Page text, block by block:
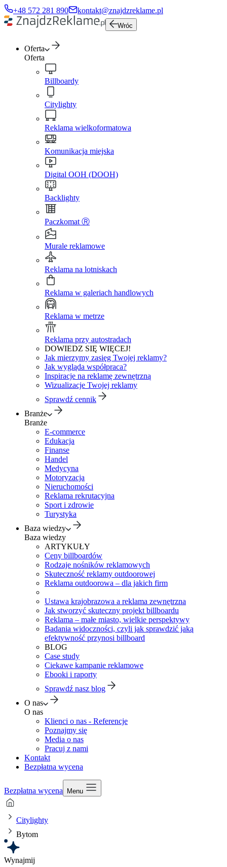
+48 572 281 890 kontakt@znajdzreklame.pl
Wróc
Oferta
Oferta
Billboardy
Citylighty
Reklama wielkoformatowa
Komunikacja miejska
Digital OOH (DOOH)
Backlighty
Paczkomat Ⓡ
Murale reklamowe
Reklama na lotniskach
Reklama w galeriach handlowych
Reklama w metrze
Reklama przy autostradach
DOWIEDZ SIĘ WIĘCEJ!
Jak mierzymy zasięg Twojej reklamy?
Jak wygląda współpraca?
Inspiracje na reklamę zewnętrzną
Wizualizacje Twojej reklamy
Sprawdź cennik
Branże
Branże
E-commerce
Edukacja
Finanse
Handel
Medycyna
Motoryzacja
Nieruchomości
Reklama rekrutacyjna
Sport i zdrowie
Turystyka
Baza wiedzy
Baza wiedzy
ARTYKUŁY
Ceny billboardów
Rodzaje nośników reklamowych
Skuteczność reklamy outdoorowej
Reklama outdoorowa – dla jakich firm
Ustawa krajobrazowa a reklama zewnętrzna
Jak stworzyć skuteczny projekt billboardu
Reklama – małe miasto, wielkie perspektywy
Badania widoczności, czyli jak sprawdzić jaką
efektywność przynosi billboard
BLOG
Case study
Ciekawe kampanie reklamowe
Ebooki i raporty
Sprawdź nasz blog
O nas
O nas
Klienci o nas - Referencje
Poznajmy się
Media o nas
Pracuj z nami
Kontakt
Bezpłatna wycena
Bezpłatna wycena Menu
Citylighty
Bytom
Wynajmij